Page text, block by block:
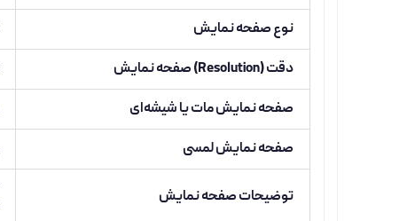
نوع صفحه نمایش
دقت (Resolution) صفحه نمایش
صفحه نمایش مات یا شیشه‌ای
صفحه نمایش لمسی
توضیحات صفحه نمایش